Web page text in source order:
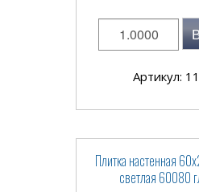
Артикул:
Плитка настенная
светлая 60080